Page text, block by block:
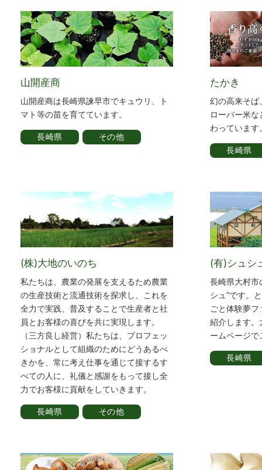
山開産商
山開産商は長崎県諫早市でキュウリ、ト
マト等の苗を育てています。
長崎県 その他
たかき
幻の高来そば
ローバー米
わっています
長崎県
(株)大地のいのち
私たちは、農業の発展を支えるため農業
の生産技術と流通技術を探求し、これを
全力で実践、普及することで生産者と社
員とお客様の喜びを共に実現します。
（三方良し経営）私たちは、プロフェッ
ショナルとして組織のためにどうあるべ
きかを、常に考え仕事を通じて接するす
べての人に、礼儀と感謝をもって接し全
力でお客様に貢献をしていきます。
長崎県 その他
(有)シュシ
長崎県大村市
シュ”です。
ごと体験夢
紹介します。
ームページ
長崎県